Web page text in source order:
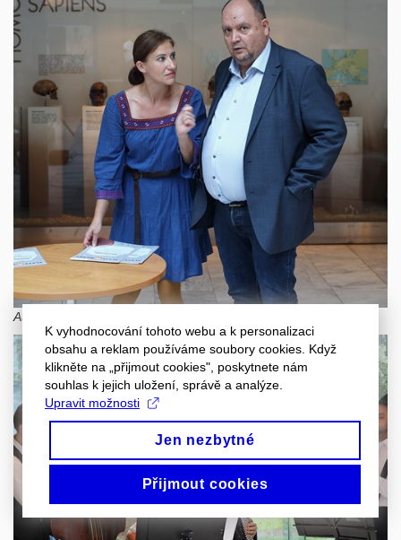
Autor: Jan Cága
K vyhodnocování tohoto webu a k personalizaci
obsahu a reklam používáme soubory cookies. Když
klikněte na „přijmout cookies", poskytnete nám
souhlas k jejich uložení, správě a analýze.
Upravit možnosti
Jen nezbytné
Přijmout cookies